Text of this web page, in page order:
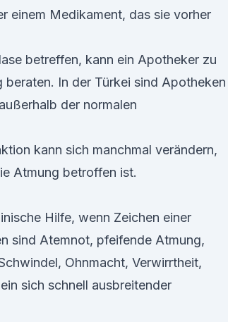
einem Medikament, das sie vorher
betreffen, kann ein Apotheker zu
In der Türkei sind Apotheken
der normalen
kann sich manchmal verändern,
Atmung betroffen ist.
Hilfe, wenn Zeichen einer
sind Atemnot, pfeifende Atmung,
Ohnmacht, Verwirrtheit,
sich schnell ausbreitender